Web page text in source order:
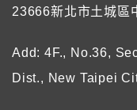
23666新北市土城區
Add: 4F., No.36,
Dist., New Taipei